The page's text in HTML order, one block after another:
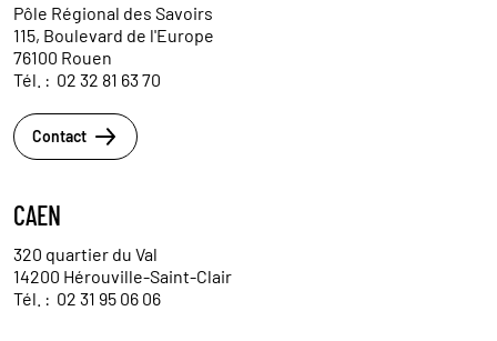
Pôle Régional des Savoirs
115, Boulevard de l'Europe
76100 Rouen
Tél. : 02 32 81 63 70
Contact
CAEN
320 quartier du Val
14200 Hérouville-Saint-Clair
Tél. : 02 31 95 06 06